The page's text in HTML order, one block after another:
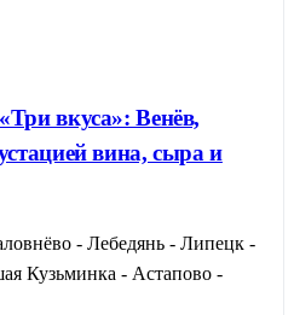
вкуса»: Венёв,
вина, сыра и
- Лебедянь - Липецк -
Кузьминка - Астапово -